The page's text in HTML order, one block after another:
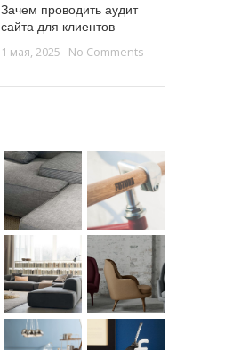
Зачем проводить аудит
сайта для клиентов
1 мая, 2025 No Comments